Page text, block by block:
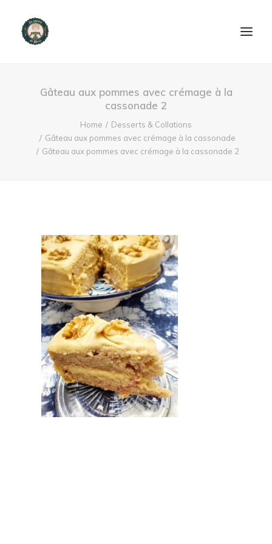
ACCUEIL
PRODUITS ET SERVICES
NOUS CONTACTER
Gâteau aux pommes avec crémage à la
cassonade 2
Home
Desserts & Collations
Gâteau aux pommes avec crémage à la cassonade
Gâteau aux pommes avec crémage à la cassonade 2